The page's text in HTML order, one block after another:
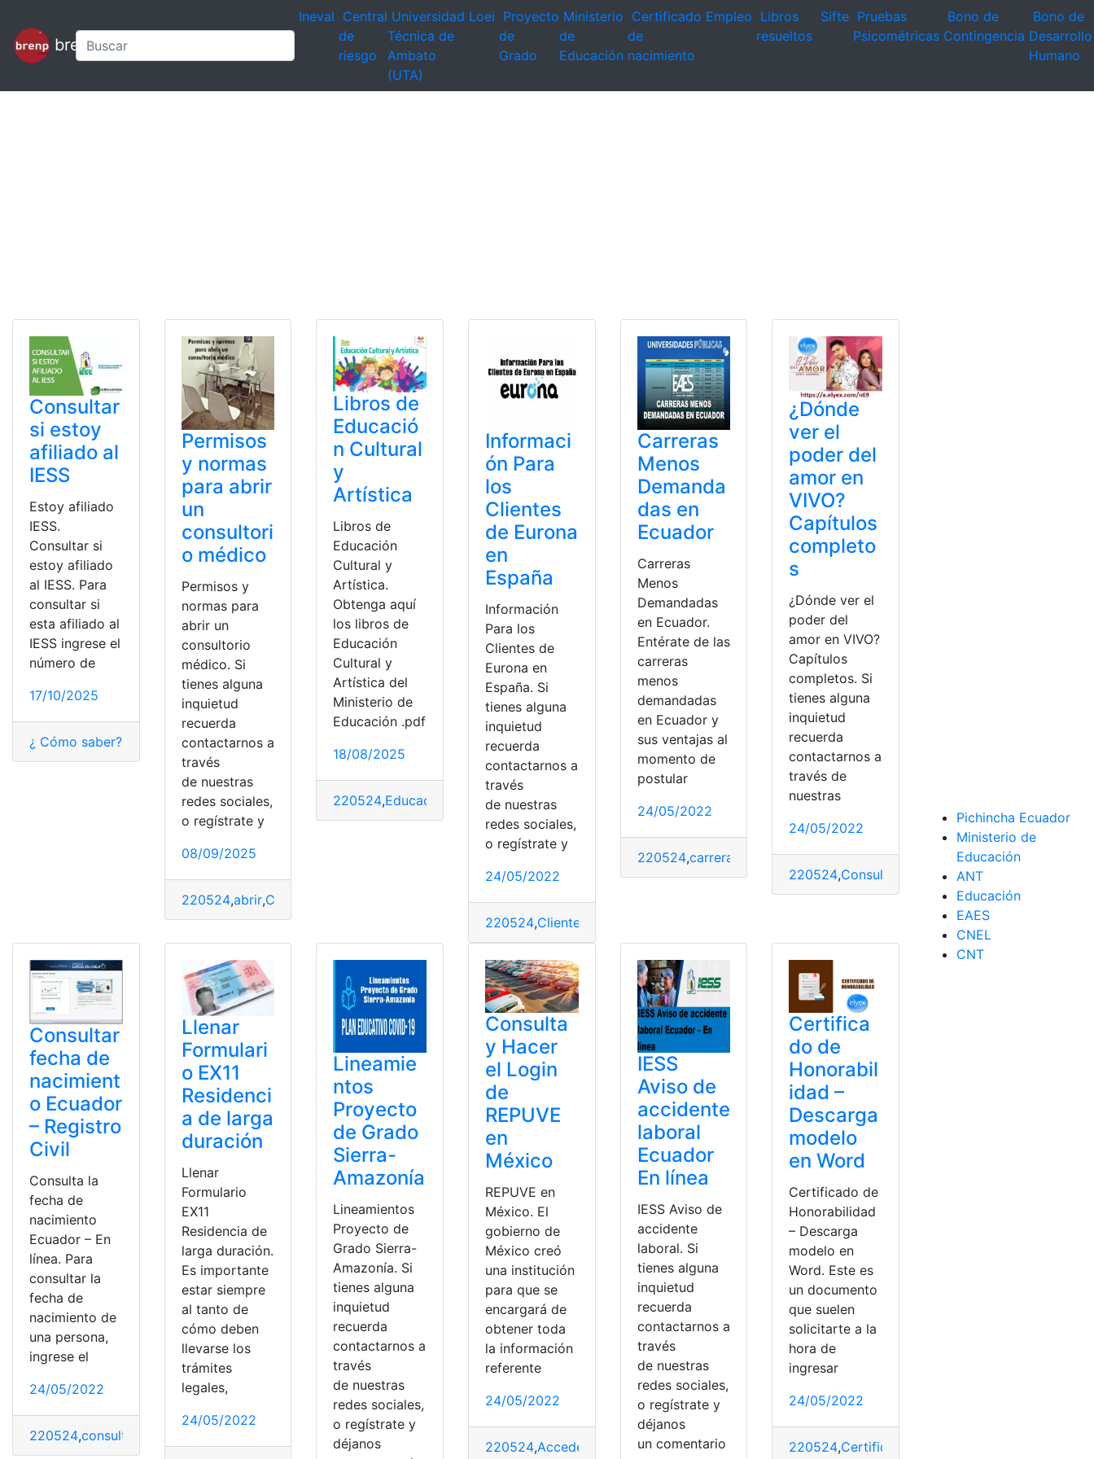
brenp
Ineval Central
de
riesgo
Universidad
Técnica de
Ambato
(UTA)
Loei Proyecto
de
Grado
Ministerio
de
Educación
Certificado
de
nacimiento
Empleo Libros
resueltos
Sifte Pruebas
Psicométricas
Bono de
Contingencia
Bono de
Desarrollo
Humano
Consultar
si estoy
afiliado al
IESS
Estoy afiliado
IESS.
Consultar si
estoy afiliado
al IESS. Para
consultar si
esta afiliado al
IESS ingrese el
número de
17/10/2025
¿ Cómo saber? Afiliado,certificado
Permisos
y normas
para abrir
un
consultori
o médico
Permisos y
normas para
abrir un
consultorio
médico. Si
tienes alguna
inquietud
recuerda
contactarnos a
través
de nuestras
redes sociales,
o regístrate y
08/09/2025
220524,abrir,Consultorios permiso
Libros de
Educació
n Cultural
y
Artística
Libros de
Educación
Cultural y
Artística.
Obtenga aquí
los libros de
Educación
Cultural y
Artística del
Ministerio de
Educación .pdf
18/08/2025
220524,Educación Artística,Gratis,Libro Ministerio de Educación
Informaci
ón Para
los
Clientes
de Eurona
en
España
Información
Para los
Clientes de
Eurona en
España. Si
tienes alguna
inquietud
recuerda
contactarnos a
través
de nuestras
redes sociales,
o regístrate y
24/05/2022
220524,Clientes
Carreras
Menos
Demanda
das en
Ecuador
Carreras
Menos
Demandadas
en Ecuador.
Entérate de las
carreras
menos
demandadas
en Ecuador y
sus ventajas al
momento de
postular
24/05/2022
220524,carrera Demandado,EAES,Ecuador
¿Dónde
ver el
poder del
amor en
VIVO?
Capítulos
completo
s
¿Dónde ver el
poder del
amor en VIVO?
Capítulos
completos. Si
tienes alguna
inquietud
recuerda
contactarnos a
través de
nuestras
24/05/2022
220524,Consulta Consulta online
Consultar
fecha de
nacimient
o Ecuador
– Registro
Civil
Consulta la
fecha de
nacimiento
Ecuador – En
línea. Para
consultar la
fecha de
nacimiento de
una persona,
ingrese el
24/05/2022
220524,consultar Herramientas Ecuador
Llenar
Formulari
o EX11
Residenci
a de larga
duración
Llenar
Formulario
EX11
Residencia de
larga duración.
Es importante
estar siempre
al tanto de
cómo deben
llevarse los
trámites
legales,
24/05/2022
Lineamie
ntos
Proyecto
de Grado
Sierra-
Amazonía
Lineamientos
Proyecto de
Grado Sierra-
Amazonía. Si
tienes alguna
inquietud
recuerda
contactarnos a
través
de nuestras
redes sociales,
o regístrate y
déjanos
Consulta
y Hacer
el Login
de
REPUVE
en
México
REPUVE en
México. El
gobierno de
México creó
una institución
para que se
encargará de
obtener toda
la información
referente
24/05/2022
220524,Acceder ingresar,México
IESS
Aviso de
accidente
laboral
Ecuador
En línea
IESS Aviso de
accidente
laboral. Si
tienes alguna
inquietud
recuerda
contactarnos a
través
de nuestras
redes sociales,
o regístrate y
déjanos
un comentario
Certifica
do de
Honorabil
idad –
Descarga
modelo
en Word
Certificado de
Honorabilidad
– Descarga
modelo en
Word. Este es
un documento
que suelen
solicitarte a la
hora de
ingresar
24/05/2022
220524,Certificados
Pichincha Ecuador
Ministerio de
Educación
ANT
Educación
EAES
CNEL
CNT